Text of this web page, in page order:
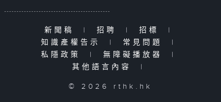
新聞稿 | 招聘 | 招標
|
知識產權告示
| 常見問題
|
私隱政策
| 無障礙播放器
|
其他語言內容
|
© 2026 rthk.hk